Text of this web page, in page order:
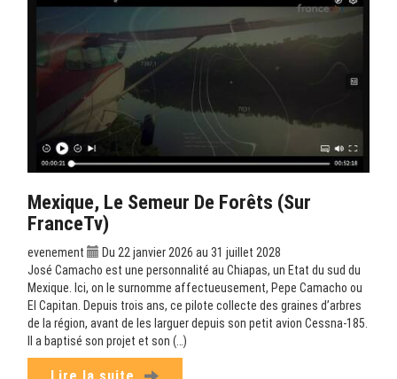
Mexique, Le Semeur De Forêts (sur
FranceTv)
evenement
Du 22 janvier 2026 au 31 juillet 2028
José Camacho est une personnalité au Chiapas, un Etat du sud du
Mexique. Ici, on le surnomme affectueusement, Pepe Camacho ou
El Capitan. Depuis trois ans, ce pilote collecte des graines d’arbres
de la région, avant de les larguer depuis son petit avion Cessna-185.
Il a baptisé son projet et son (…)